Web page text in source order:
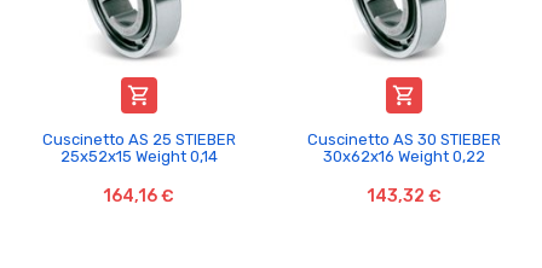

Cuscinetto AS 25 STIEBER
25x52x15 Weight 0,14
164,16 €

Cuscinetto AS 30 STIEBER
30x62x16 Weight 0,22
143,32 €